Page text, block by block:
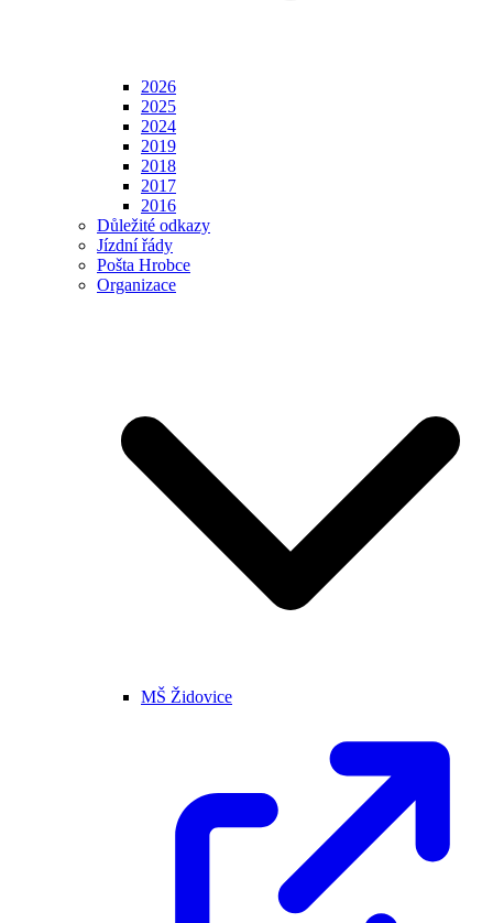
2026
2025
2024
2019
2018
2017
2016
Důležité odkazy
Jízdní řády
Pošta Hrobce
Organizace
MŠ Židovice